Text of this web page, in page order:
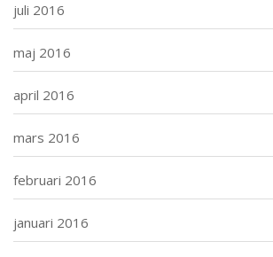
juli 2016
maj 2016
april 2016
mars 2016
februari 2016
januari 2016